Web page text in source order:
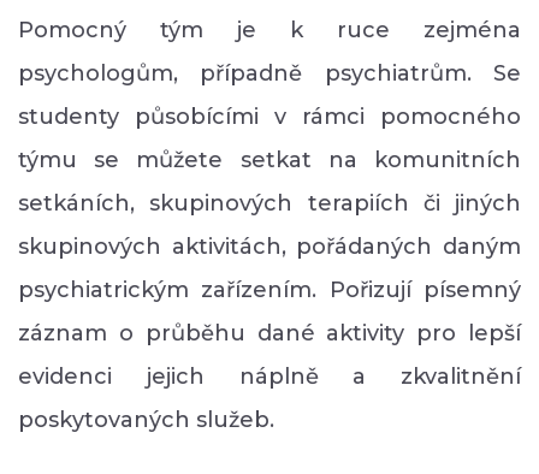
Pomocný tým je k ruce zejména
psychologům, případně psychiatrům. Se
studenty působícími v rámci pomocného
týmu se můžete setkat na komunitních
setkáních, skupinových terapiích či jiných
skupinových aktivitách, pořádaných daným
psychiatrickým zařízením. Pořizují písemný
záznam o průběhu dané aktivity pro lepší
evidenci jejich náplně a zkvalitnění
poskytovaných služeb.